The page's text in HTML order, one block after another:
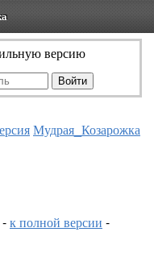
версию
Мудрая_Козарожка
-к полной версии -